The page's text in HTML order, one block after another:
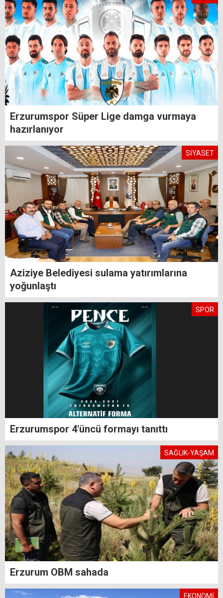
Erzurumspor Süper Lige damga vurmaya
hazırlanıyor
SİYASET
Aziziye Belediyesi sulama yatırımlarına
yoğunlaştı
SPOR
Erzurumspor 4'üncü formayı tanıttı
SAĞLIK-YAŞAM
Erzurum OBM sahada
EKONOMİ